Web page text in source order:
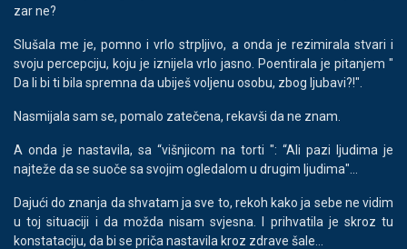
zar ne?
Slušala me je, pomno i vrlo strpljivo, a onda je rezimirala stvari i
svoju percepciju, koju je iznijela vrlo jasno. Poentirala je pitanjem "
Da li bi ti bila spremna da ubiješ voljenu osobu, zbog ljubavi?!".
Nasmijala sam se, pomalo zatečena, rekavši da ne znam.
A onda je nastavila, sa “višnjicom na torti ": “Ali pazi ljudima je
najteže da se suoče sa svojim ogledalom u drugim ljudima"...
Dajući do znanja da shvatam ja sve to, rekoh kako ja sebe ne vidim
u toj situaciji i da možda nisam svjesna. I prihvatila je skroz tu
konstataciju, da bi se priča nastavila kroz zdrave šale…